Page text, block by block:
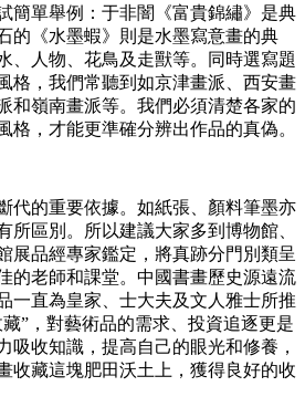
簡單舉例：于非闇《富貴錦繡》是典
的《水墨蝦》則是水墨寫意畫的典
、人物、花鳥及走獸等。同時選寫題
格，我們常聽到如京津畫派、西安畫
和嶺南畫派等。我們必須清楚各家的
格，才能更準確分辨出作品的真偽。
代的重要依據。如紙張、顏料筆墨亦
所區別。所以建議大家多到博物館、
展品經專家鑑定，將真跡分門別類呈
的老師和課堂。中國書畫歷史源遠流
一直為皇家、士大夫及文人雅士所推
”，對藝術品的需求、投資追逐更是
吸收知識，提高自己的眼光和修養，
收藏這塊肥田沃土上，獲得良好的收